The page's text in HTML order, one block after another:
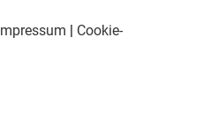
Impressum
Cookie-